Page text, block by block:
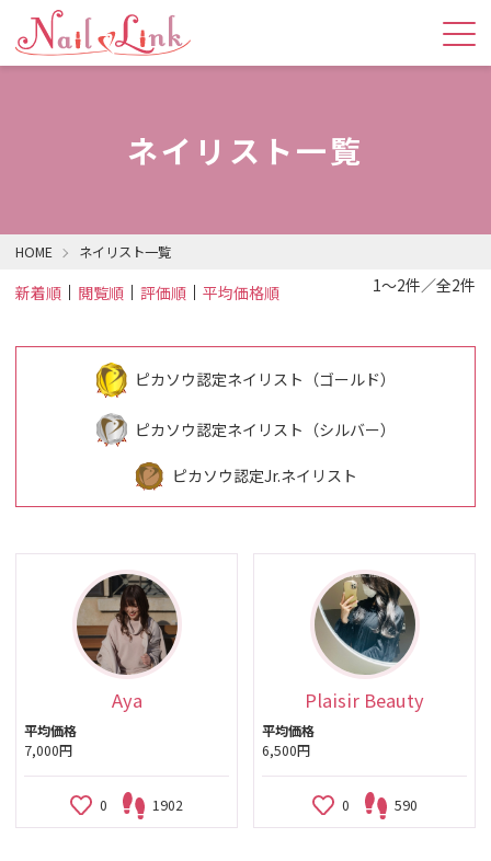
ネイリスト一覧
HOME ネイリスト一覧
新着順 閲覧順 評価順 平均価格順 1～2件／全2件
ピカソウ認定ネイリスト（ゴールド）
ピカソウ認定ネイリスト（シルバー）
ピカソウ認定Jr.ネイリスト
Aya
平均価格
7,000円
0 1902
Plaisir Beauty
平均価格
6,500円
0 590